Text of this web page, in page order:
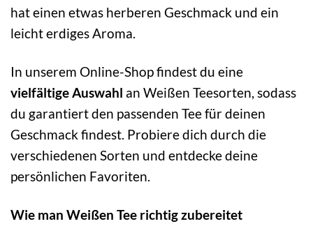
hat einen etwas herberen Geschmack und ein
leicht erdiges Aroma.
In unserem Online-Shop findest du eine
vielfältige Auswahl an Weißen Teesorten, sodass
du garantiert den passenden Tee für deinen
Geschmack findest. Probiere dich durch die
verschiedenen Sorten und entdecke deine
persönlichen Favoriten.
Wie man Weißen Tee richtig zubereitet